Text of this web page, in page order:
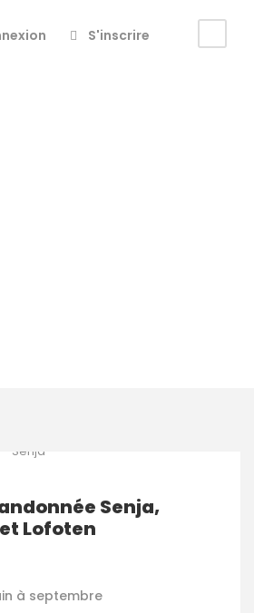
S'inscrire
Senja,
Lofoten
à septembre